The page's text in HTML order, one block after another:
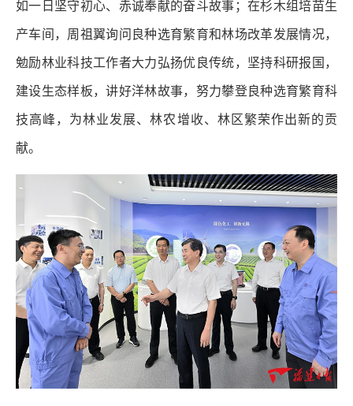
如一日坚守初心、赤诚奉献的奋斗故事；在杉木组培苗生
产车间，周祖翼询问良种选育繁育和林场改革发展情况，
勉励林业科技工作者大力弘扬优良传统，坚持科研报国，
建设生态样板，讲好洋林故事，努力攀登良种选育繁育科
技高峰，为林业发展、林农增收、林区繁荣作出新的贡
献。